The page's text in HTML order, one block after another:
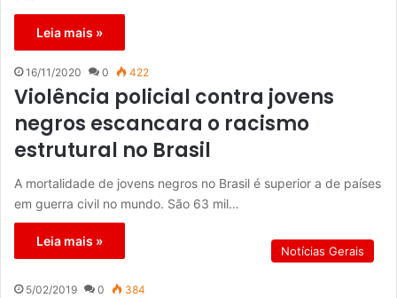
Leia mais »
16/11/2020 0 422
Violência policial contra jovens
negros escancara o racismo
estrutural no Brasil
A mortalidade de jovens negros no Brasil é superior a de países
em guerra civil no mundo. São 63 mil…
Leia mais »
Notícias Gerais
5/02/2019 0 384